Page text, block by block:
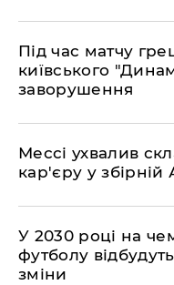
Під час матчу
київського
заворушення
Мессі ухвалив
кар'єру у збірній
У 2030 році на
футболу
зміни